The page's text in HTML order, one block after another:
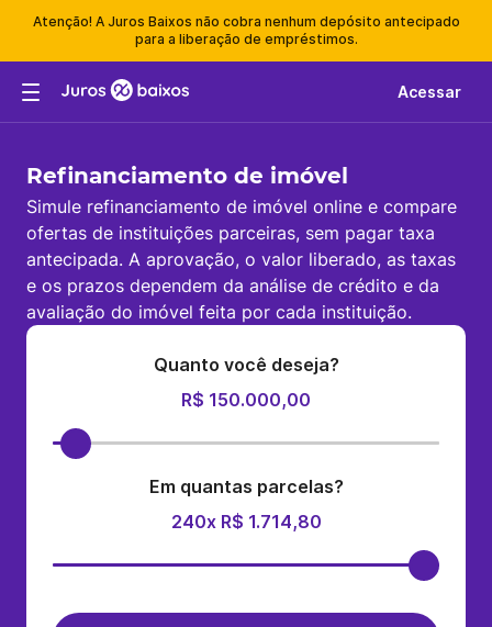
Atenção! A Juros Baixos não cobra nenhum depósito antecipado
para a liberação de empréstimos.
Acessar
Refinanciamento de imóvel
Simule refinanciamento de imóvel online e compare
ofertas de instituições parceiras, sem pagar taxa
antecipada. A aprovação, o valor liberado, as taxas
e os prazos dependem da análise de crédito e da
avaliação do imóvel feita por cada instituição.
Quanto você deseja?
R$ 150.000,00
Em quantas parcelas?
240x R$ 1.714,80